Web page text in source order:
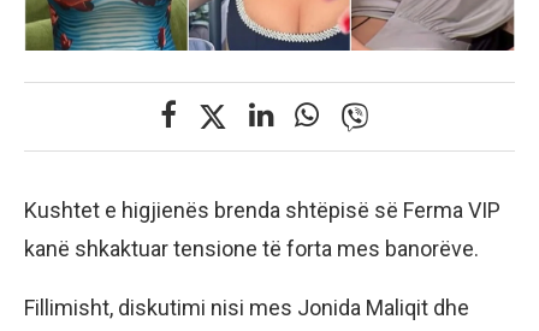
Kushtet e higjienës brenda shtëpisë së Ferma VIP
kanë shkaktuar tensione të forta mes banorëve.
Fillimisht, diskutimi nisi mes Jonida Maliqit dhe